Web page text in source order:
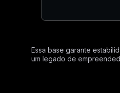
Essa base garante
um legado de